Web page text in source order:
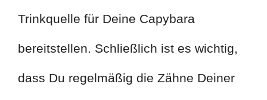
Trinkquelle für Deine Capybara
bereitstellen. Schließlich ist es wichtig,
dass Du regelmäßig die Zähne Deiner